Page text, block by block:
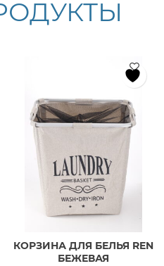
КОРЗИНА ДЛЯ БЕЛЬЯ REN
БЕЖЕВАЯ